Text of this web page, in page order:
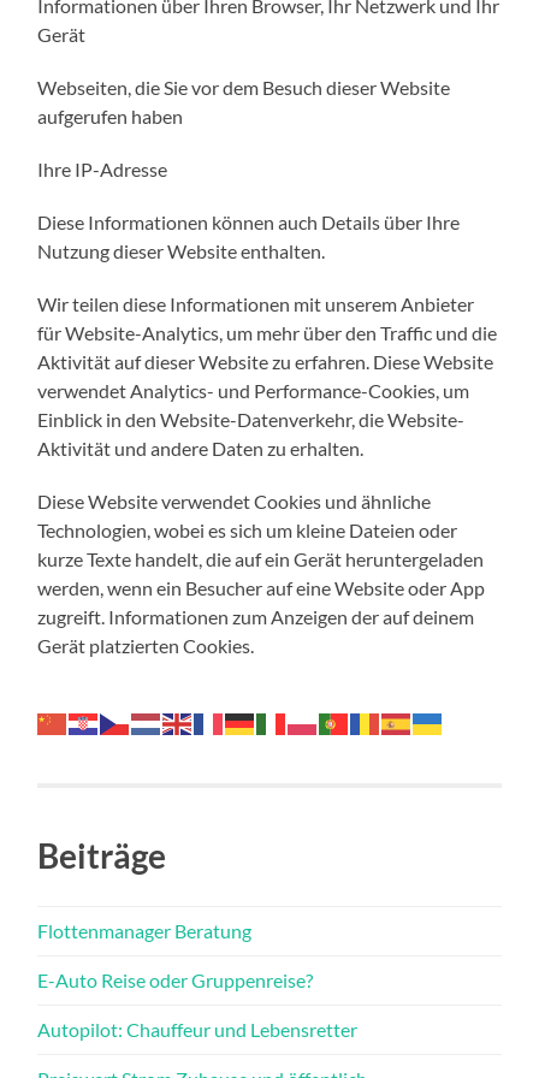
Informationen über Ihren Browser, Ihr Netzwerk und Ihr
Gerät
Webseiten, die Sie vor dem Besuch dieser Website
aufgerufen haben
Ihre IP-Adresse
Diese Informationen können auch Details über Ihre
Nutzung dieser Website enthalten.
Wir teilen diese Informationen mit unserem Anbieter
für Website-Analytics, um mehr über den Traffic und die
Aktivität auf dieser Website zu erfahren. Diese Website
verwendet Analytics- und Performance-Cookies, um
Einblick in den Website-Datenverkehr, die Website-
Aktivität und andere Daten zu erhalten.
Diese Website verwendet Cookies und ähnliche
Technologien, wobei es sich um kleine Dateien oder
kurze Texte handelt, die auf ein Gerät heruntergeladen
werden, wenn ein Besucher auf eine Website oder App
zugreift. Informationen zum Anzeigen der auf deinem
Gerät platzierten Cookies.
Beiträge
Flottenmanager Beratung
E-Auto Reise oder Gruppenreise?
Autopilot: Chauffeur und Lebensretter